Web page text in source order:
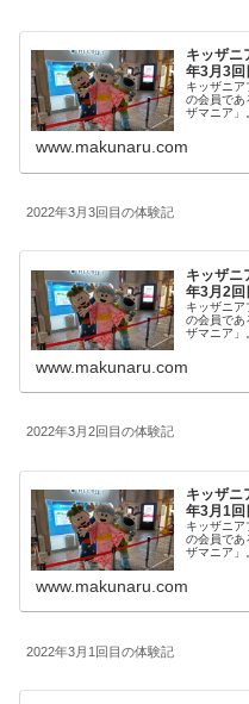
キッザ
年3月3回
キッザニア
の会員であ
ザマニア」
www.makunaru.com
2022年3月3回目の体験記
キッザ
年3月2回
キッザニア
の会員であ
ザマニア」
www.makunaru.com
2022年3月2回目の体験記
キッザ
年3月1回
キッザニア
の会員であ
ザマニア」
www.makunaru.com
2022年3月1回目の体験記